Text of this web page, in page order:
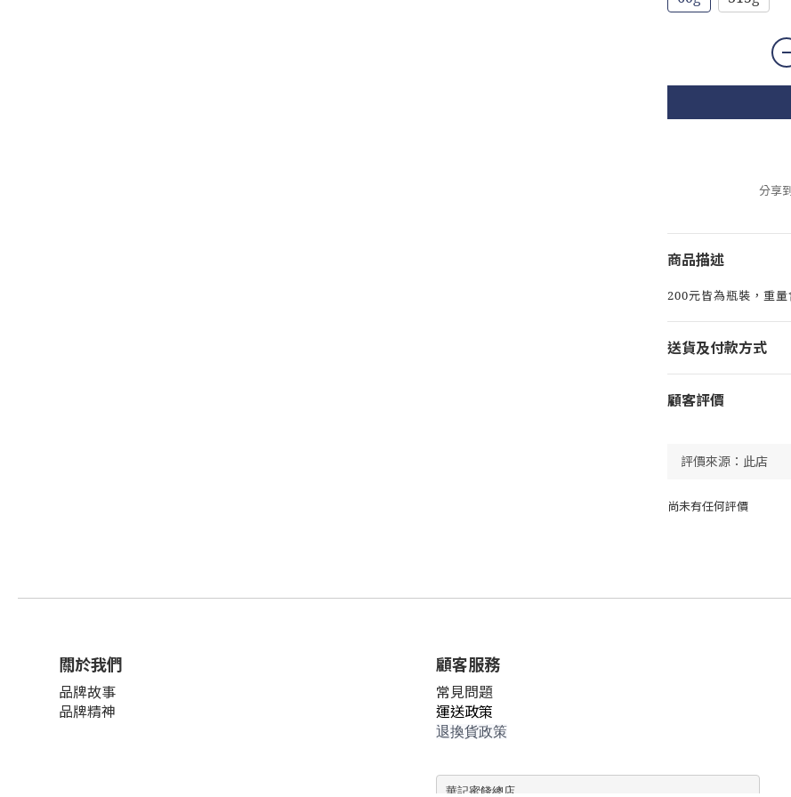
分享到
商品描述
200元皆為瓶裝，重量
送貨及付款方式
顧客評價
尚未有任何評價
關於我們
品牌故事
品牌精神
顧客服務
常見問題
運送政策
退換貨政策
華記蜜餞總店